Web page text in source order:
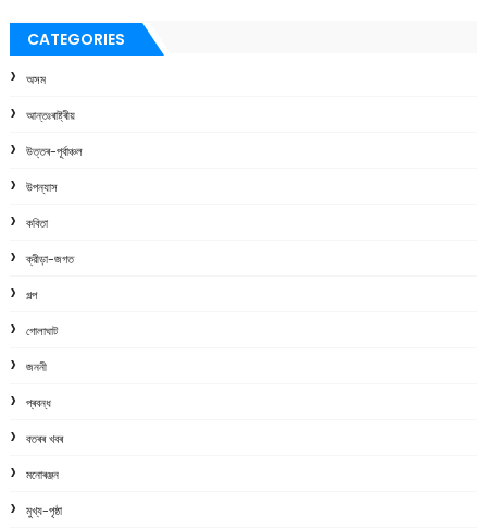
CATEGORIES
অসম
আন্তঃৰাষ্ট্ৰীয়
উত্তৰ-পূৰ্বাঞ্চল
উপন্যাস
কবিতা
ক্রীড়া-জগত
গল্প
গোলাঘাট
জননী
প্ৰবন্ধ
বতৰৰ খবৰ
মনোৰঞ্জন
মুখ্য-পৃষ্ঠা